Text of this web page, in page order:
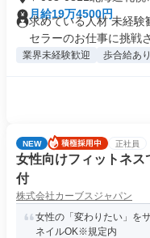
月給19万4500円
求めている人材 未経
セラーのお仕事に挑戦
業界未経験歓迎 歩合給あり
NEW 正社員
女性向けフィットネス
付
株式会社カーブスジャパン
女性の「変わりたい」を
ネイルOK※規定内